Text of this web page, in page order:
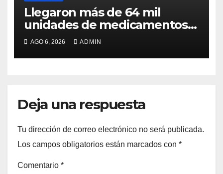
Llegaron más de 64 mil
unidades de medicamentos e
insumos
AGO 6, 2026 ADMIN
Deja una respuesta
Tu dirección de correo electrónico no será publicada.
Los campos obligatorios están marcados con *
Comentario *